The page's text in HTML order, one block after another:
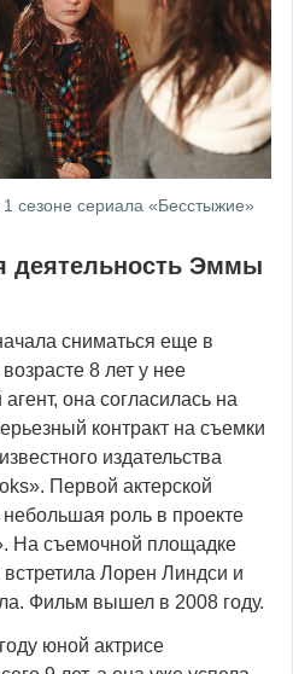
сезоне сериала «Бесстыжие»
деятельность Эммы
сниматься еще в
8 лет у нее
она согласилась на
контракт на съемки
издательства
Первой актерской
небольшая роль в проекте
На съемочной площадке
встретила Лорен Линдси и
Фильм вышел в 2008 году.
юной актрисе